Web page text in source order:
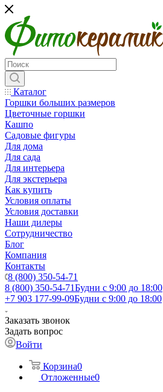
Каталог
Горшки больших размеров
Цветочные горшки
Кашпо
Садовые фигуры
Для дома
Для сада
Для интерьера
Для экстерьера
Как купить
Условия оплаты
Условия доставки
Наши дилеры
Сотрудничество
Блог
Компания
Контакты
8 (800) 350-54-71
8 (800) 350-54-71Будни с 9:00 до 18:00
+7 903 177-99-09Будни с 9:00 до 18:00
Заказать звонок
Задать вопрос
Войти
Корзина0
Отложенные0